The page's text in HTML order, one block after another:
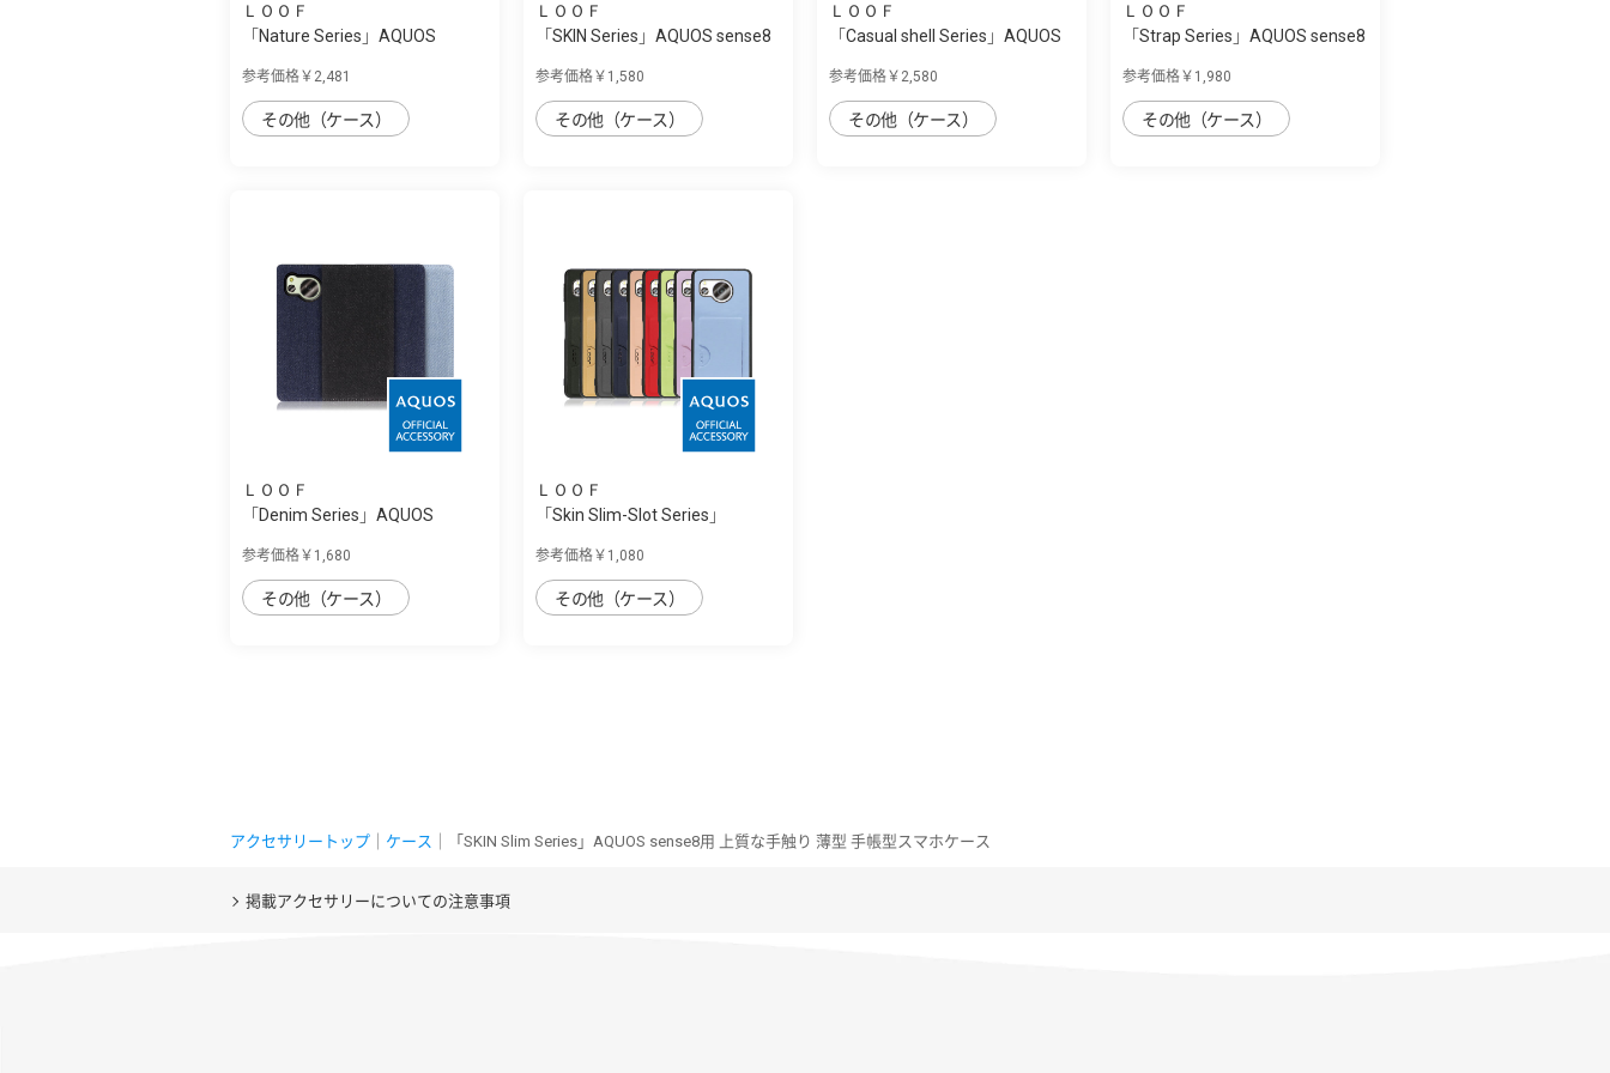
ＬＯＯＦ
「Nature Series」AQUOS
参考価格￥2,481
その他（ケース）
ＬＯＯＦ
「SKIN Series」AQUOS sense8
参考価格￥1,580
その他（ケース）
ＬＯＯＦ
「Casual shell Series」AQUOS
参考価格￥2,580
その他（ケース）
ＬＯＯＦ
「Strap Series」AQUOS sense8
参考価格￥1,980
その他（ケース）
ＬＯＯＦ
「Denim Series」AQUOS
参考価格￥1,680
その他（ケース）
ＬＯＯＦ
「Skin Slim-Slot Series」
参考価格￥1,080
その他（ケース）
アクセサリートップ ケース ｜「SKIN Slim Series」AQUOS sense8用 上質な手触り 薄型 手帳型スマホケース
掲載アクセサリーについての注意事項